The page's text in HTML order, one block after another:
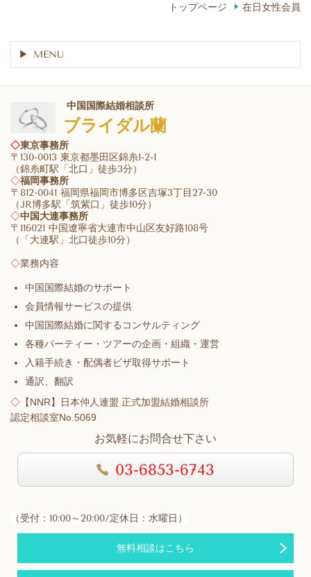
トップページ 在日女性会員
MENU
中国国際結婚相談所
ブライダル蘭
◇東京事務所
〒130-0013 東京都墨田区錦糸1-2-1
（錦糸町駅「北口」徒歩3分）
◇福岡事務所
〒812-0041 福岡県福岡市博多区吉塚3丁目27-30
（JR博多駅「筑紫口」徒歩10分）
◇中国大連事務所
〒116021 中国遼寧省大連市中山区友好路108号
（「大連駅」北口徒歩10分）
◇業務内容
中国国際結婚のサポート
会員情報サービスの提供
中国国際結婚に関するコンサルティング
各種パーティー・ツアーの企画・組織・運営
入籍手続き・配偶者ビザ取得サポート
通訳、翻訳
◇ 【NNR】日本仲人連盟 正式加盟結婚相談所
認定相談室No.5069
お気軽にお問合せ下さい
03-6853-6743
（受付：10:00～20:00/定休日：水曜日）
無料相談はこちら